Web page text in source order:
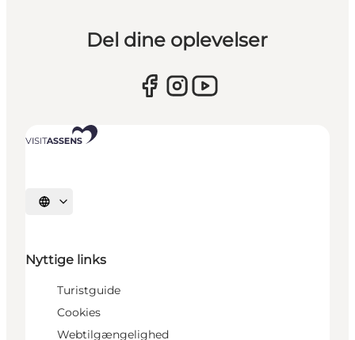
Del dine oplevelser
Vælg sprog
Nyttige links
Turistguide
Cookies
Webtilgængelighed